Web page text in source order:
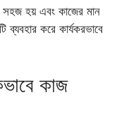
সহজ হয় এবং কাজের মান
ব্যবহার করে কার্যকরভাবে
কাজ